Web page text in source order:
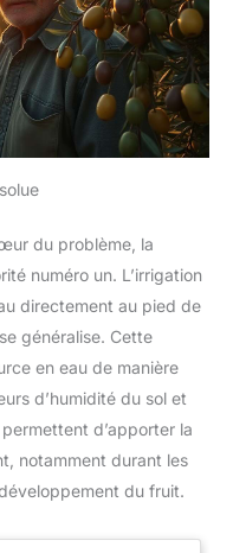
du problème, la
numéro un. L’irrigation
directement au pied de
généralise. Cette
en eau de manière
d’humidité du sol et
d’apporter la
notamment durant les
du fruit.